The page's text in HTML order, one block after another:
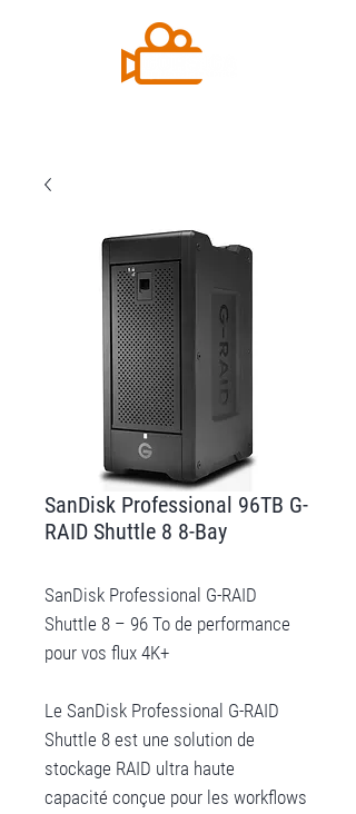
SanDisk Professional 96TB G-
RAID Shuttle 8 8-Bay
SanDisk Professional G-RAID
Shuttle 8 – 96 To de performance
pour vos flux 4K+
Le SanDisk Professional G-RAID
Shuttle 8 est une solution de
stockage RAID ultra haute
capacité conçue pour les workflows